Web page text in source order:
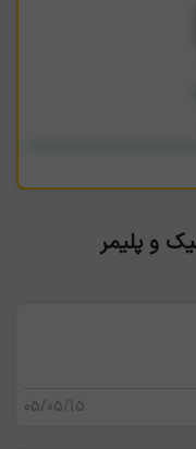
و پلیمر
05/05/15